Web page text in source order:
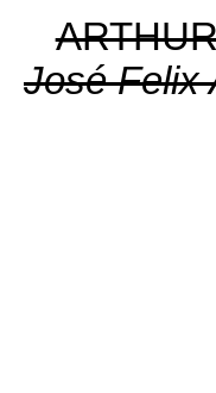
José Felix